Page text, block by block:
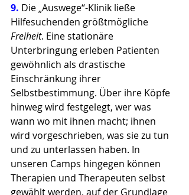
9. Die „Auswege“-Klinik ließe
Hilfesuchenden größtmögliche
Freiheit. Eine stationäre
Unterbringung erleben Patienten
gewöhnlich als drastische
Einschränkung ihrer
Selbstbestimmung. Über ihre Köpfe
hinweg wird festgelegt, wer was
wann wo mit ihnen macht; ihnen
wird vorgeschrieben, was sie zu tun
und zu unterlassen haben. In
unseren Camps hingegen können
Therapien und Therapeuten selbst
gewählt werden, auf der Grundlage